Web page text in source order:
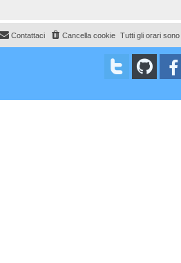
Tutti gli orari sono
Cancella cookie
Contattaci